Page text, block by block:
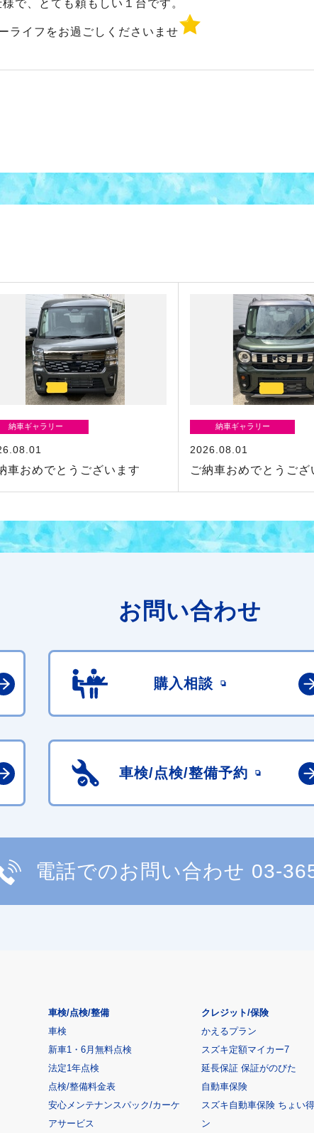
で、とても頼もしい１台です。
ライフをお過ごしくださいませ
納車ギャラリー
車おめでとうございます
納車ギャラリー
2026.08.01
ご納車おめでとうござ
お問い合わせ
購入相談
車検/点検/整備予約
電話でのお問い合わせ 03-
車検/点検/整備
車検
新車1・6月無料点検
法定1年点検
点検/整備料金表
安心メンテナンスパック/カーケ
アサービス
クレジット/保険
かえるプラン
スズキ定額マイカー7
延長保証 保証がのびた
自動車保険
スズキ自動車保険 ちょい
ン